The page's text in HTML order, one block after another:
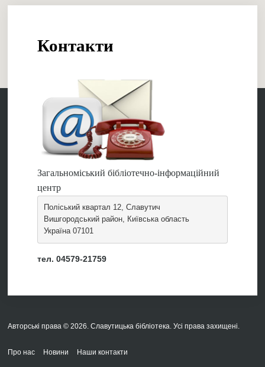
Контакти
Загальноміський бібліотечно-інформаційний
центр
Поліський квартал 12, Славутич
Вишгородський район, Київська область
Україна 07101
тел. 04579-21759
Авторські права © 2026. Славутицька бібліотека. Усі права захищені.
Про нас Новини Наши контакти